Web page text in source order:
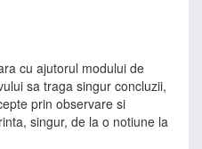
cu ajutorul modului de
sa traga singur concluzii,
prin observare si
singur, de la o notiune la